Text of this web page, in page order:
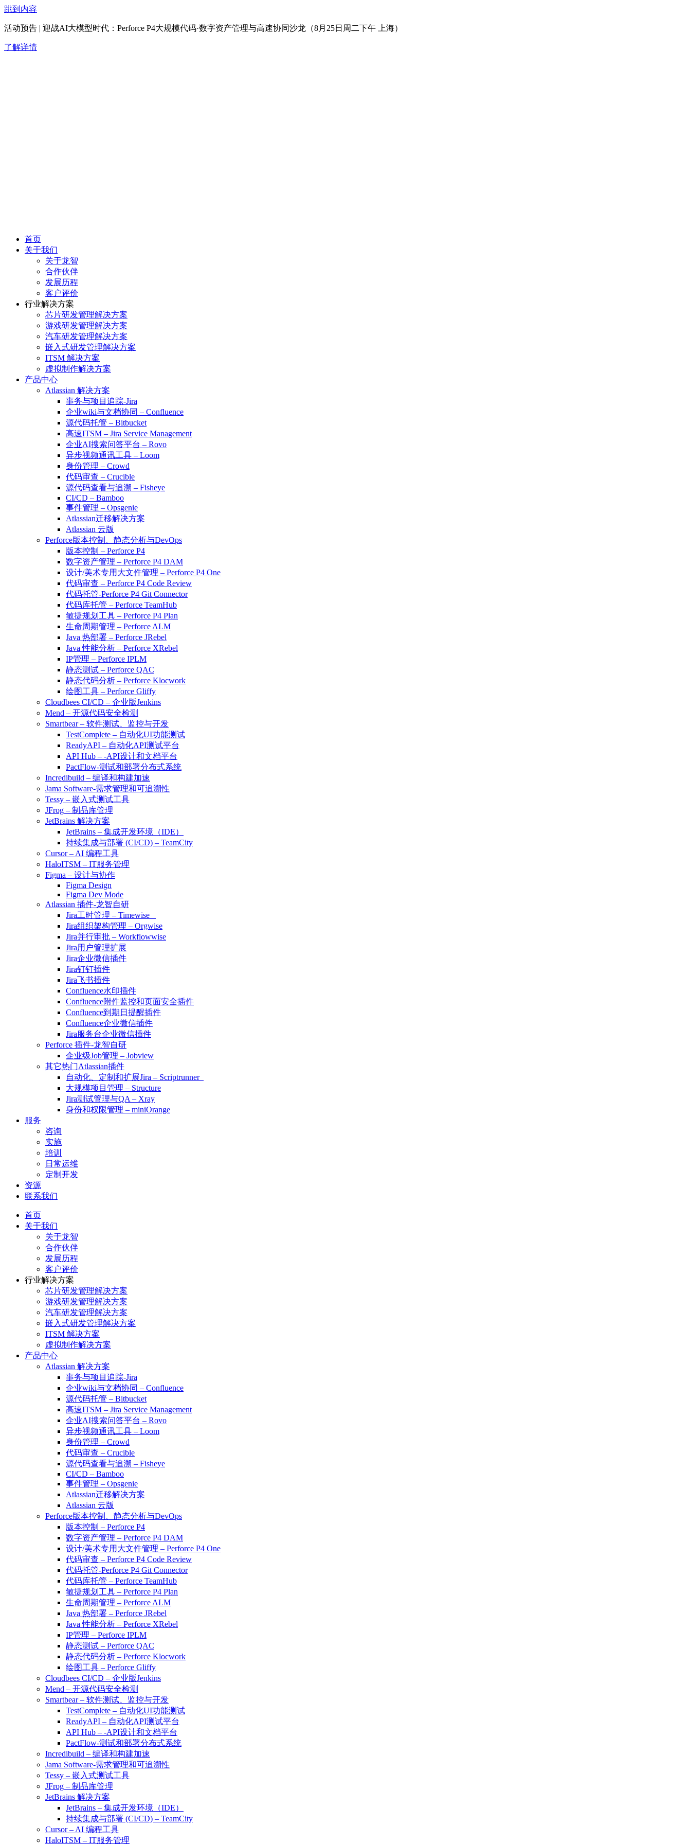
跳到内容
活动预告 | 迎战AI大模型时代：Perforce P4大规模代码·数字资产管理与高速协同沙龙（8月25日周二下午 上海）
了解详情
首页
关于我们
关于龙智
合作伙伴
发展历程
客户评价
行业解决方案
芯片研发管理解决方案
游戏研发管理解决方案
汽车研发管理解决方案
嵌入式研发管理解决方案
ITSM 解决方案
虚拟制作解决方案
产品中心
Atlassian 解决方案
事务与项目追踪-Jira
企业wiki与文档协同 – Confluence
源代码托管 – Bitbucket
高速ITSM – Jira Service Management
企业AI搜索问答平台 – Rovo
异步视频通讯工具 – Loom
身份管理 – Crowd
代码审查 – Crucible
源代码查看与追溯 – Fisheye
CI/CD – Bamboo
事件管理 – Opsgenie
Atlassian迁移解决方案
Atlassian 云版
Perforce版本控制、静态分析与DevOps
版本控制 – Perforce P4
数字资产管理 – Perforce P4 DAM
设计/美术专用大文件管理 – Perforce P4 One
代码审查 – Perforce P4 Code Review
代码托管-Perforce P4 Git Connector
代码库托管 – Perforce TeamHub
敏捷规划工具 – Perforce P4 Plan
生命周期管理 – Perforce ALM
Java 热部署 – Perforce JRebel
Java 性能分析 – Perforce XRebel
IP管理 – Perforce IPLM
静态测试 – Perforce QAC
静态代码分析 – Perforce Klocwork
绘图工具 – Perforce Gliffy
Cloudbees CI/CD – 企业版Jenkins
Mend – 开源代码安全检测
Smartbear – 软件测试、监控与开发
TestComplete – 自动化UI功能测试
ReadyAPI – 自动化API测试平台
API Hub – -API设计和文档平台
PactFlow-测试和部署分布式系统
Incredibuild – 编译和构建加速
Jama Software-需求管理和可追溯性
Tessy – 嵌入式测试工具
JFrog – 制品库管理
JetBrains 解决方案
JetBrains – 集成开发环境（IDE）
持续集成与部署 (CI/CD) – TeamCity
Cursor – AI 编程工具
HaloITSM – IT服务管理
Figma – 设计与协作
Figma Design
Figma Dev Mode
Atlassian 插件-龙智自研
Jira工时管理 – Timewise
Jira组织架构管理 – Orgwise
Jira并行审批 – Workflowwise
Jira用户管理扩展
Jira企业微信插件
Jira钉钉插件
Jira飞书插件
Confluence水印插件
Confluence附件监控和页面安全插件
Confluence到期日提醒插件
Confluence企业微信插件
Jira服务台企业微信插件
Perforce 插件-龙智自研
企业级Job管理 – Jobview
其它热门Atlassian插件
自动化、定制和扩展Jira – Scriptrunner
大规模项目管理 – Structure
Jira测试管理与QA – Xray
身份和权限管理 – miniOrange
服务
咨询
实施
培训
日常运维
定制开发
资源
联系我们
首页
关于我们
关于龙智
合作伙伴
发展历程
客户评价
行业解决方案
芯片研发管理解决方案
游戏研发管理解决方案
汽车研发管理解决方案
嵌入式研发管理解决方案
ITSM 解决方案
虚拟制作解决方案
产品中心
Atlassian 解决方案
事务与项目追踪-Jira
企业wiki与文档协同 – Confluence
源代码托管 – Bitbucket
高速ITSM – Jira Service Management
企业AI搜索问答平台 – Rovo
异步视频通讯工具 – Loom
身份管理 – Crowd
代码审查 – Crucible
源代码查看与追溯 – Fisheye
CI/CD – Bamboo
事件管理 – Opsgenie
Atlassian迁移解决方案
Atlassian 云版
Perforce版本控制、静态分析与DevOps
版本控制 – Perforce P4
数字资产管理 – Perforce P4 DAM
设计/美术专用大文件管理 – Perforce P4 One
代码审查 – Perforce P4 Code Review
代码托管-Perforce P4 Git Connector
代码库托管 – Perforce TeamHub
敏捷规划工具 – Perforce P4 Plan
生命周期管理 – Perforce ALM
Java 热部署 – Perforce JRebel
Java 性能分析 – Perforce XRebel
IP管理 – Perforce IPLM
静态测试 – Perforce QAC
静态代码分析 – Perforce Klocwork
绘图工具 – Perforce Gliffy
Cloudbees CI/CD – 企业版Jenkins
Mend – 开源代码安全检测
Smartbear – 软件测试、监控与开发
TestComplete – 自动化UI功能测试
ReadyAPI – 自动化API测试平台
API Hub – -API设计和文档平台
PactFlow-测试和部署分布式系统
Incredibuild – 编译和构建加速
Jama Software-需求管理和可追溯性
Tessy – 嵌入式测试工具
JFrog – 制品库管理
JetBrains 解决方案
JetBrains – 集成开发环境（IDE）
持续集成与部署 (CI/CD) – TeamCity
Cursor – AI 编程工具
HaloITSM – IT服务管理